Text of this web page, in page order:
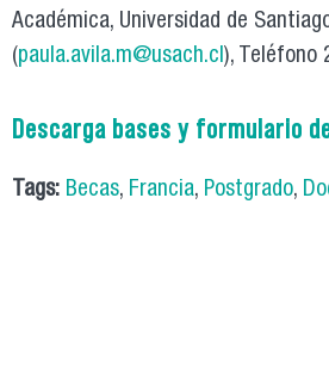
Académica, Universidad de
(paula.avila.m@usach.cl), Teléfono
Descarga bases y formulario
Tags: Becas, Francia, Postgrado,